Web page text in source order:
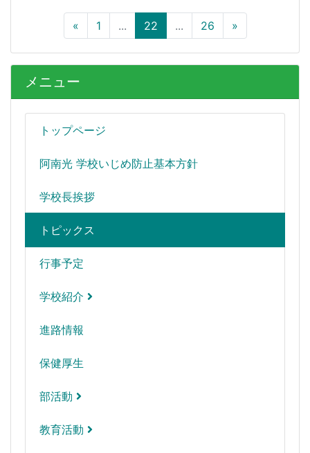
メニュー
トップページ
阿南光 学校いじめ防止基本方針
学校長挨拶
トピックス
行事予定
学校紹介
進路情報
保健厚生
部活動
教育活動
« 1 ... 22 ... 26 »